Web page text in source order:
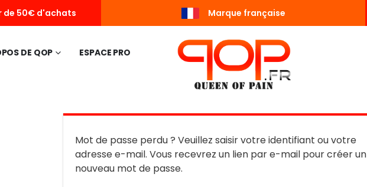
de 50€ d'achats Marque française
DE QOP
ESPACE PRO
Mot de passe perdu ? Veuillez saisir votre identifiant ou votre
adresse e-mail. Vous recevrez un lien par e-mail pour créer un
nouveau mot de passe.